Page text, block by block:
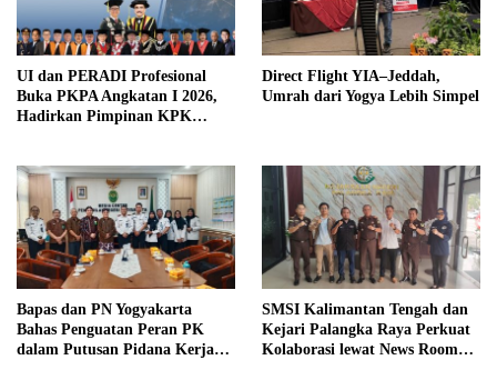
UI dan PERADI Profesional
Buka PKPA Angkatan I 2026,
Hadirkan Pimpinan KPK
Direct Flight YIA–Jeddah,
Umrah dari Yogya Lebih Simpel
Bapas dan PN Yogyakarta
Bahas Penguatan Peran PK
dalam Putusan Pidana Kerja
SMSI Kalimantan Tengah dan
Kejari Palangka Raya Perkuat
Kolaborasi lewat News Room